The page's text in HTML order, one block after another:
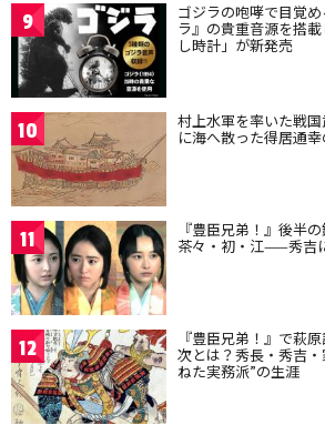
9 ゴジラの咆哮で目覚
ラ』の貴重音源を搭
し時計」が新発売
10 村上水軍を率いた戦
に海へ散った得居通
11 『豊臣兄弟！』後半
茶々・初・江——秀吉
12 『豊臣兄弟！』で萩
次とは？秀長・秀吉
ねた実務派”の生涯